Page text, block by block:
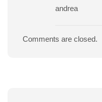
andrea
Comments are closed.